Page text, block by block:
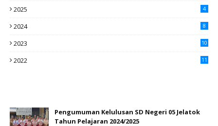
2025 4
2024 8
2023 10
2022 11
Pengumuman Kelulusan SD Negeri 05 Jelatok
Tahun Pelajaran 2024/2025